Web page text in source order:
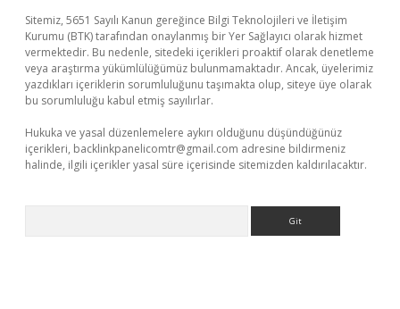
Sitemiz, 5651 Sayılı Kanun gereğince Bilgi Teknolojileri ve İletişim
Kurumu (BTK) tarafından onaylanmış bir Yer Sağlayıcı olarak hizmet
vermektedir. Bu nedenle, sitedeki içerikleri proaktif olarak denetleme
veya araştırma yükümlülüğümüz bulunmamaktadır. Ancak, üyelerimiz
yazdıkları içeriklerin sorumluluğunu taşımakta olup, siteye üye olarak
bu sorumluluğu kabul etmiş sayılırlar.
Hukuka ve yasal düzenlemelere aykırı olduğunu düşündüğünüz
içerikleri, backlinkpanelicomtr@gmail.com adresine bildirmeniz
halinde, ilgili içerikler yasal süre içerisinde sitemizden kaldırılacaktır.